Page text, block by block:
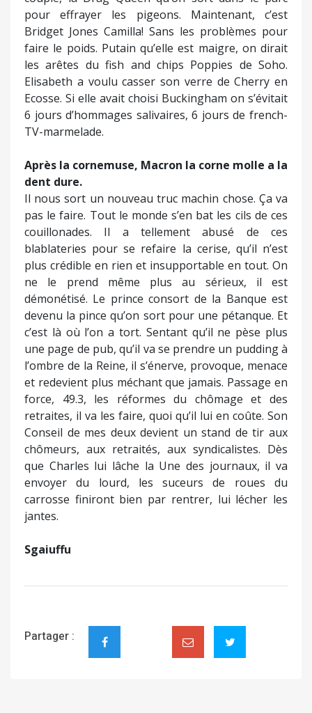
pour effrayer les pigeons. Maintenant, c’est
Bridget Jones Camilla! Sans les problèmes pour
faire le poids. Putain qu’elle est maigre, on dirait
les arêtes du fish and chips Poppies de Soho.
Elisabeth a voulu casser son verre de Cherry en
Ecosse. Si elle avait choisi Buckingham on s’évitait
6 jours d’hommages salivaires, 6 jours de french-
TV-marmelade.
Après la cornemuse, Macron la corne molle a la
dent dure.
Il nous sort un nouveau truc machin chose. Ça va
pas le faire. Tout le monde s’en bat les cils de ces
couillonades. Il a tellement abusé de ces
blablateries pour se refaire la cerise, qu’il n’est
plus crédible en rien et insupportable en tout. On
ne le prend même plus au sérieux, il est
démonétisé. Le prince consort de la Banque est
devenu la pince qu’on sort pour une pétanque. Et
c’est là où l’on a tort. Sentant qu’il ne pèse plus
une page de pub, qu’il va se prendre un pudding à
l’ombre de la Reine, il s’énerve, provoque, menace
et redevient plus méchant que jamais. Passage en
force, 49.3, les réformes du chômage et des
retraites, il va les faire, quoi qu’il lui en coûte. Son
Conseil de mes deux devient un stand de tir aux
chômeurs, aux retraités, aux syndicalistes. Dès
que Charles lui lâche la Une des journaux, il va
envoyer du lourd, les suceurs de roues du
carrosse finiront bien par rentrer, lui lécher les
jantes.
Sgaiuffu
Partager :